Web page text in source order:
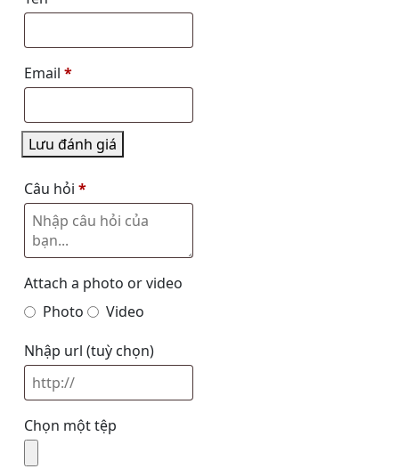
Email *
Lưu đánh giá
Câu hỏi *
Attach a photo or video
Photo
Video
Nhập url (tuỳ chọn)
Chọn một tệp